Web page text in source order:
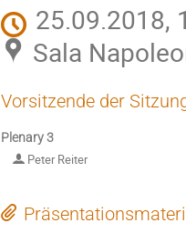
25.09.2018,
Sala
Vorsitzende der
Plenary 3
Peter Reiter